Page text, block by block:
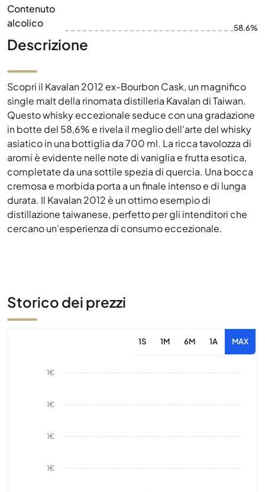
Contenuto
alcolico
58.6%
Descrizione
Scopri il Kavalan 2012 ex-Bourbon Cask, un magnifico
single malt della rinomata distilleria Kavalan di Taiwan.
Questo whisky eccezionale seduce con una gradazione
in botte del 58,6% e rivela il meglio dell'arte del whisky
asiatico in una bottiglia da 700 ml. La ricca tavolozza di
aromi è evidente nelle note di vaniglia e frutta esotica,
completate da una sottile spezia di quercia. Una bocca
cremosa e morbida porta a un finale intenso e di lunga
durata. Il Kavalan 2012 è un ottimo esempio di
distillazione taiwanese, perfetto per gli intenditori che
cercano un'esperienza di consumo eccezionale.
Storico dei prezzi
1S 1M 6M 1A MAX
1€
1€
1€
1€